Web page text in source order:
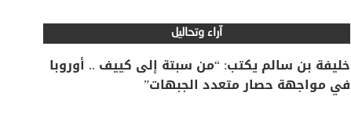
آراء وتحاليل
خليفة بن سالم يكتب: “من سبتة إلى كييف .. أوروبا
في مواجهة حصار متعدد الجبهات”